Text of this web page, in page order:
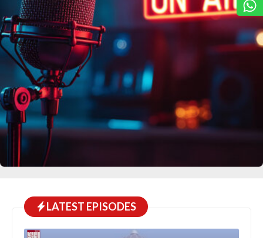
LATEST EPISODES